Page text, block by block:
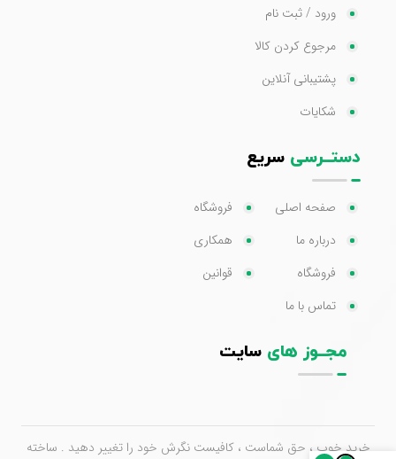
ورود / ثبت نام
مرجوع کردن کالا
پشتیبانی آنلاین
شکایات
دستــرسی سریع
صفحه اصلی
درباره ما
فروشگاه
تماس با ما
فروشگاه
همکاری
قوانین
مجــوز های سایت
خرید خوب ، حق شماست ، کافیست نگرش خود را تغییر دهید . ساخته